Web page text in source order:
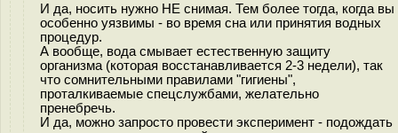
И да, носить нужно НЕ снимая. Тем более тогда, когда вы
особенно уязвимы - во время сна или принятия водных
процедур.
А вообще, вода смывает естественную защиту
организма (которая восстанавливается 2-3 недели), так
что сомнительными правилами "гигиены",
проталкиваемые спецслужбами, желательно
пренебречь.
И да, можно запросто провести эксперимент - подождать